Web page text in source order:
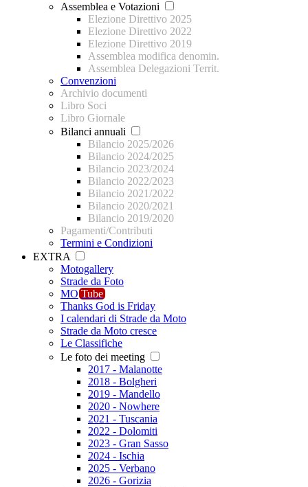
Assemblea e Votazioni
Elezione Direttivo 2025
Elezione Direttivo 2022
Elezione Direttivo 2019
Assemblea modifica denomin.
Assemblea Delegazioni Territ.
Convenzioni
Archivio documenti
Libro Soci
Libro Giornale
Bilanci annuali
Bilancio 2025/2026
Bilancio 2024/2025
Bilancio 2023/2024
Bilancio 2022/2023
Bilancio 2021/2022
Bilancio 2020/2021
Bilancio 2019/2020
Pagamenti/Contributi
Termini e Condizioni
EXTRA
Motogallery
Strade da Foto
MO Tube
Thanks God is Friday
I calendari di Strade da Moto
Strade da Moto cresce
Le Classifiche
Le foto dei meeting
2017 - Malanotte
2018 - Bolgheri
2019 - Mandello
2020 - Nowhere
2021 - Tuscania
2022 - Dolomiti
2023 - Gran Sasso
2024 - Ischia
2025 - Verbano
2026 - Gorizia